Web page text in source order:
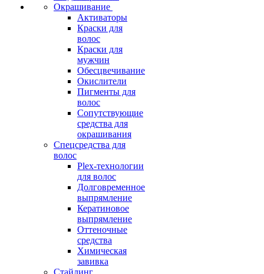
Окрашивание
Активаторы
Краски для
волос
Краски для
мужчин
Обесцвечивание
Окислители
Пигменты для
волос
Сопутствующие
средства для
окрашивания
Спецсредства для
волос
Plex-технологии
для волос
Долговременное
выпрямление
Кератиновое
выпрямление
Оттеночные
средства
Химическая
завивка
Стайлинг